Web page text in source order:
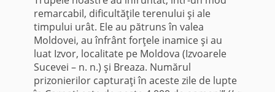
remarcabil, dificultăţile terenului şi ale
timpului urât. Ele au pătruns în valea
Moldovei, au înfrânt forţele inamice şi au
luat Izvor, localitate pe Moldova (Izvoarele
Sucevei – n. n.) şi Breaza. Numărul
prizonierilor capturaţi în aceste zile de lupte